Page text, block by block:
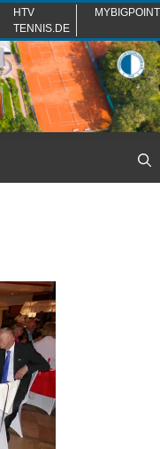
HTV
TENNIS.DE
MYBIGPOINT